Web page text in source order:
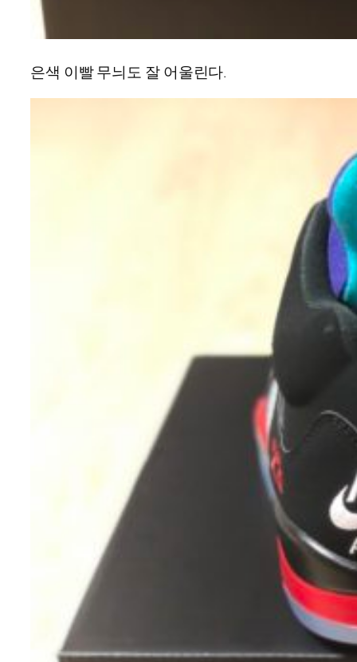
은색 이빨 무늬도 잘 어울린다.